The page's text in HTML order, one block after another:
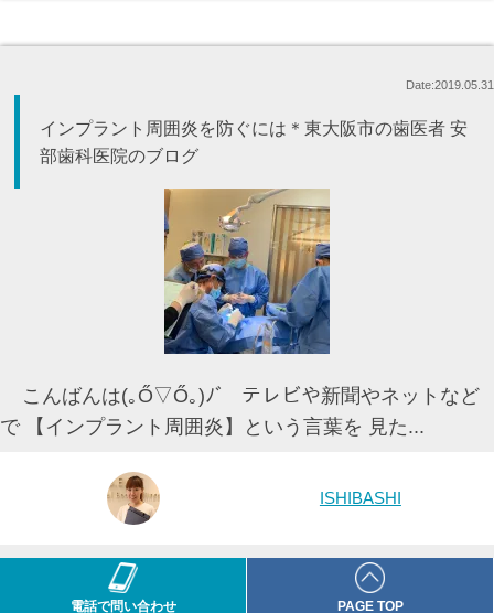
Date:2019.05.31
インプラント周囲炎を防ぐには＊東大阪市の歯医者 安
部歯科医院のブログ
こんばんは(｡Ő▽Ő｡)ﾉﾞ テレビや新聞やネットなど
で 【インプラント周囲炎】という言葉を 見た...
ISHIBASHI
電話で問い合わせ PAGE TOP